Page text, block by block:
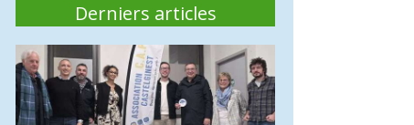
Derniers articles